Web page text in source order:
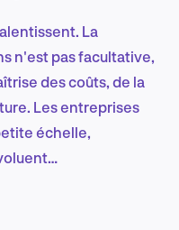
La
n'est pas facultative,
des coûts, de la
Les entreprises
échelle,
évolution.